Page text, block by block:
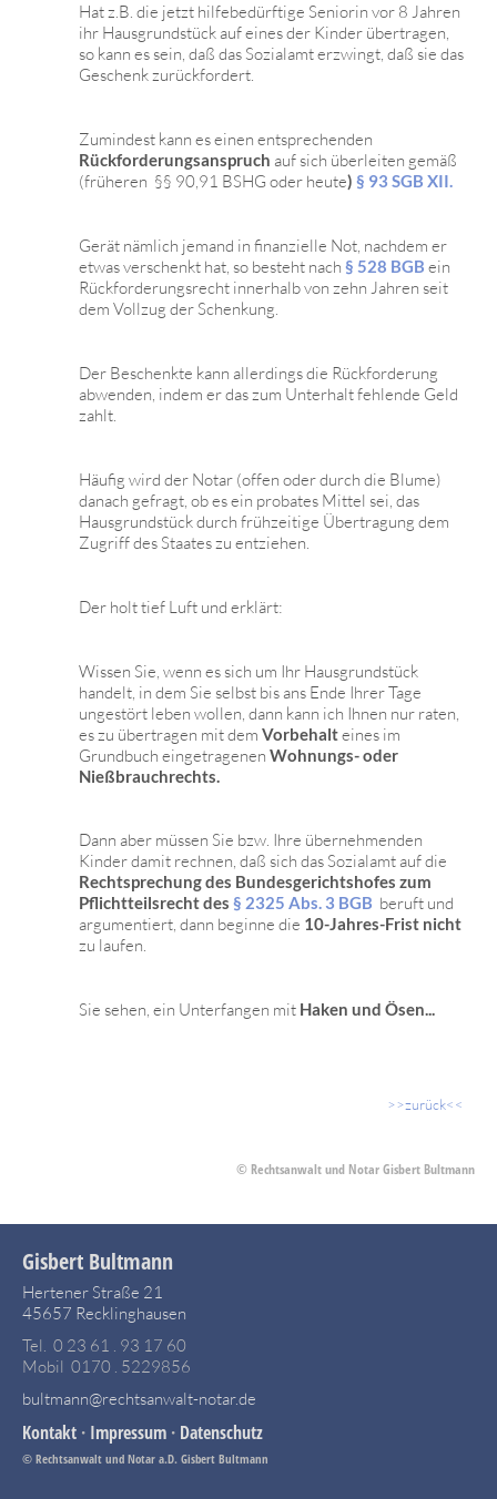
Hat z.B. die jetzt hilfebedürftige Seniorin vor 8 Jahren
ihr Hausgrundstück auf eines der Kinder übertragen,
so kann es sein, daß das Sozialamt erzwingt, daß sie das
Geschenk zurückfordert.
Zumindest kann es einen entsprechenden
Rückforderungsanspruch auf sich überleiten gemäß
(früheren §§ 90,91 BSHG oder heute) § 93 SGB XII.
Gerät nämlich jemand in finanzielle Not, nachdem er
etwas verschenkt hat, so besteht nach § 528 BGB ein
Rückforderungsrecht innerhalb von zehn Jahren seit
dem Vollzug der Schenkung.
Der Beschenkte kann allerdings die Rückforderung
abwenden, indem er das zum Unterhalt fehlende Geld
zahlt.
Häufig wird der Notar (offen oder durch die Blume)
danach gefragt, ob es ein probates Mittel sei, das
Hausgrundstück durch frühzeitige Übertragung dem
Zugriff des Staates zu entziehen.
Der holt tief Luft und erklärt:
Wissen Sie, wenn es sich um Ihr Hausgrundstück
handelt, in dem Sie selbst bis ans Ende Ihrer Tage
ungestört leben wollen, dann kann ich Ihnen nur raten,
es zu übertragen mit dem Vorbehalteines im
Grundbuch eingetragenen Wohnungs- oder
Nießbrauchrechts.
Dann aber müssen Sie bzw. Ihre übernehmenden
Kinder damit rechnen, daß sich das Sozialamt auf die
Rechtsprechung des Bundesgerichtshofes zum
Pflichtteilsrecht des § 2325 Abs. 3 BGB beruft und
argumentiert, dann beginne die 10-Jahres-Frist nicht
zu laufen.
Sie sehen, ein Unterfangen mit Haken und Ösen...
>>zurück<<
© Rechtsanwalt und Notar Gisbert Bultmann
Gisbert Bultmann
Hertener Straße 21
45657 Recklinghausen
Tel. 0 23 61 . 93 17 60
Mobil 0170 . 5229856
bultmann@rechtsanwalt-notar.de
Kontakt · Impressum · Datenschutz
© Rechtsanwalt und Notar a.D. Gisbert Bultmann